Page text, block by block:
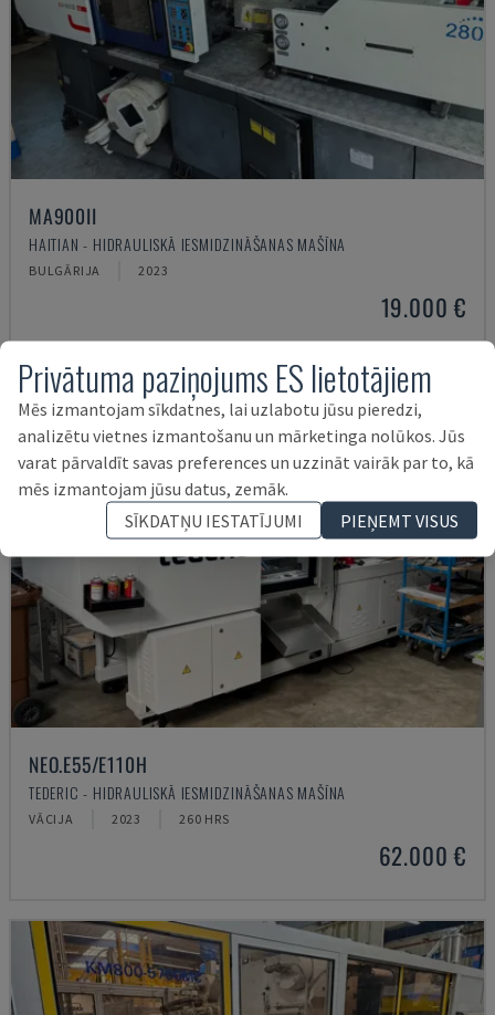
MA900ІІ
HAITIAN - HIDRAULISKĀ IESMIDZINĀŠANAS MAŠĪNA
BULGĀRIJA 2023
19.000 €
NEO.E55/E110H
TEDERIC - HIDRAULISKĀ IESMIDZINĀŠANAS MAŠĪNA
VĀCIJA 2023 260 HRS
62.000 €
Privātuma paziņojums ES lietotājiem
Mēs izmantojam sīkdatnes, lai uzlabotu jūsu pieredzi,
analizētu vietnes izmantošanu un mārketinga nolūkos. Jūs
varat pārvaldīt savas preferences un uzzināt vairāk par to, kā
mēs izmantojam jūsu datus, zemāk.
SĪKDATŅU IESTATĪJUMI
PIEŅEMT VISUS